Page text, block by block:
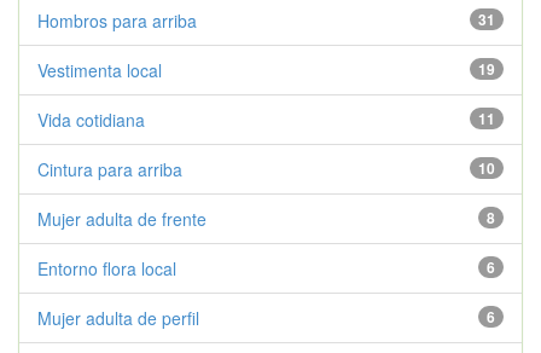
31
Hombros para arriba
19
Vestimenta local
11
Vida cotidiana
10
Cintura para arriba
8
Mujer adulta de frente
6
Entorno flora local
6
Mujer adulta de perfil